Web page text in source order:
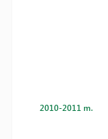
2010-2011 m.